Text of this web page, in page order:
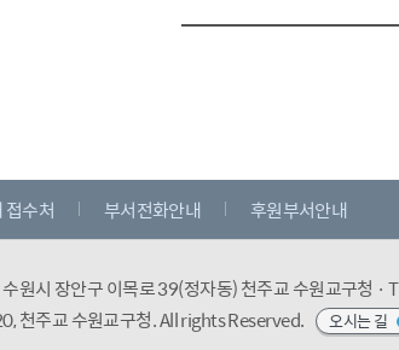
접수처 부서전화안내 후원부서안내
원시 장안구 이목로 39(정자동) 천주교 수원교구청 ·
천주교 수원교구청.All rights Reserved. 오시는 길